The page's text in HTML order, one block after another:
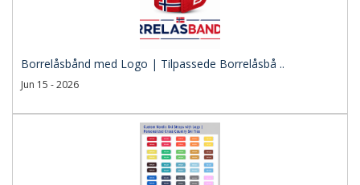
Borrelåsbånd med Logo | Tilpassede Borrelåsbå ..
Jun 15 - 2026